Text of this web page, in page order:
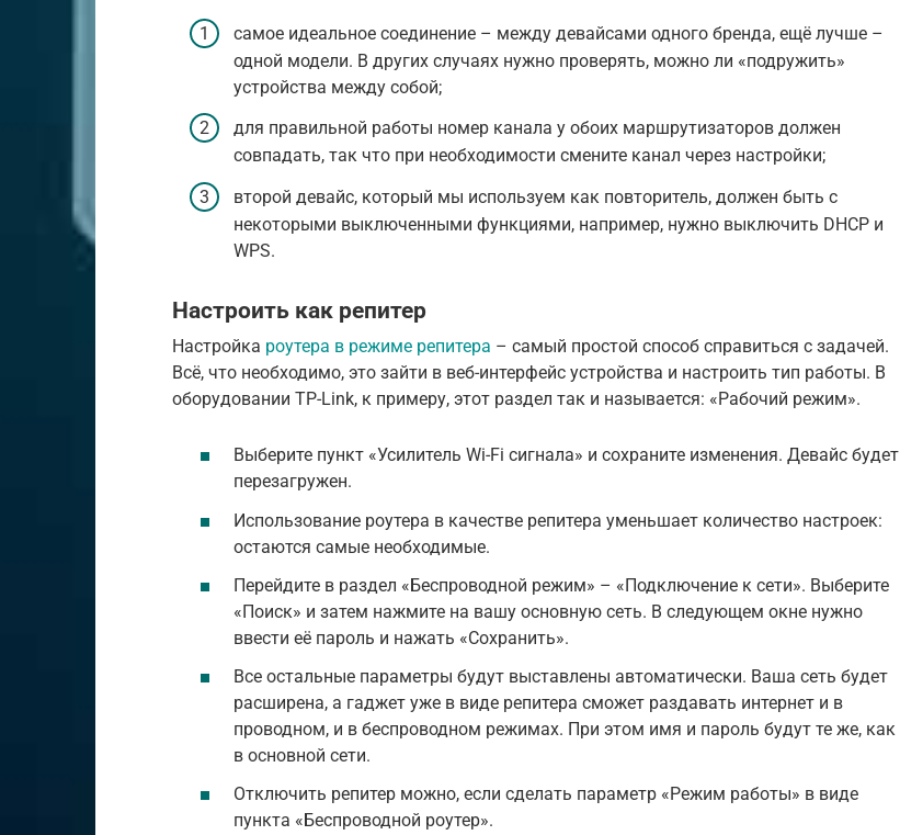
самое идеальное соединение – между девайсами одного бренда, ещё лучше –
одной модели. В других случаях нужно проверять, можно ли «подружить»
устройства между собой;
для правильной работы номер канала у обоих маршрутизаторов должен
совпадать, так что при необходимости смените канал через настройки;
второй девайс, который мы используем как повторитель, должен быть с
некоторыми выключенными функциями, например, нужно выключить DHCP и
WPS.
Настроить как репитер
Настройка роутера в режиме репитера – самый простой способ справиться с задачей.
Всё, что необходимо, это зайти в веб-интерфейс устройства и настроить тип работы. В
оборудовании TP-Link, к примеру, этот раздел так и называется: «Рабочий режим».
Выберите пункт «Усилитель Wi-Fi сигнала» и сохраните изменения. Девайс будет
перезагружен.
Использование роутера в качестве репитера уменьшает количество настроек:
остаются самые необходимые.
Перейдите в раздел «Беспроводной режим» – «Подключение к сети». Выберите
«Поиск» и затем нажмите на вашу основную сеть. В следующем окне нужно
ввести её пароль и нажать «Сохранить».
Все остальные параметры будут выставлены автоматически. Ваша сеть будет
расширена, а гаджет уже в виде репитера сможет раздавать интернет и в
проводном, и в беспроводном режимах. При этом имя и пароль будут те же, как
в основной сети.
Отключить репитер можно, если сделать параметр «Режим работы» в виде
пункта «Беспроводной роутер».